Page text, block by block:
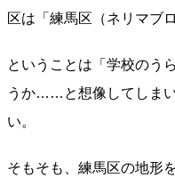
区は「練馬区（ネリマブ
ということは「学校のう
うか……と想像してしま
い。
そもそも、練馬区の地形